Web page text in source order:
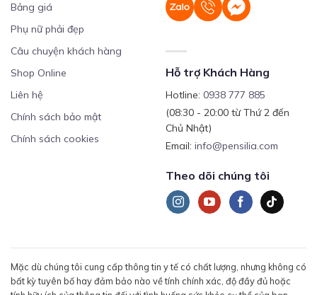
Bảng giá
Phụ nữ phải đẹp
Câu chuyện khách hàng
Shop Online
Liên hệ
Chính sách bảo mật
Chính sách cookies
Hỗ trợ Khách Hàng
Hotline: 0938 777 885
(08:30 - 20:00 từ Thứ 2 đến
Chủ Nhật)
Email: info@pensilia.com
Theo dõi chúng tôi
Mặc dù chúng tôi cung cấp thông tin y tế có chất lượng, nhưng không có
bất kỳ tuyên bố hay đảm bảo nào về tính chính xác, độ đầy đủ hoặc